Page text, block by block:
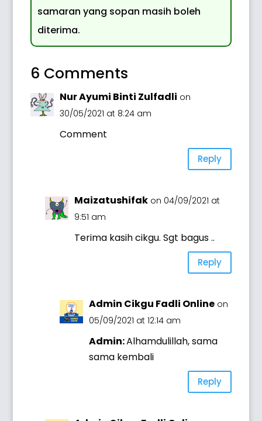
samaran yang sopan masih boleh
diterima.
6 Comments
Nur Ayumi Binti Zulfadli on
30/05/2021 at 8:24 am
Comment
Reply
Maizatushifak on 04/09/2021 at
9:51 am
Terima kasih cikgu. Sgt bagus ..
Reply
Admin Cikgu Fadli Online on
05/09/2021 at 12:14 am
Admin:Alhamdulillah, sama
sama kembali
Reply